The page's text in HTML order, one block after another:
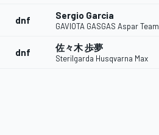
dnf Sergio Garcia
GAVIOTA GASGAS Aspar Team
dnf 佐々木 歩夢
Sterilgarda Husqvarna Max